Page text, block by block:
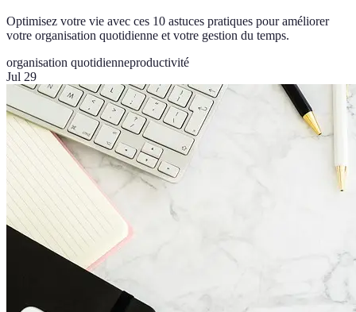
Optimisez votre vie avec ces 10 astuces pratiques pour améliorer
votre organisation quotidienne et votre gestion du temps.
organisation quotidienneproductivité
Jul 29